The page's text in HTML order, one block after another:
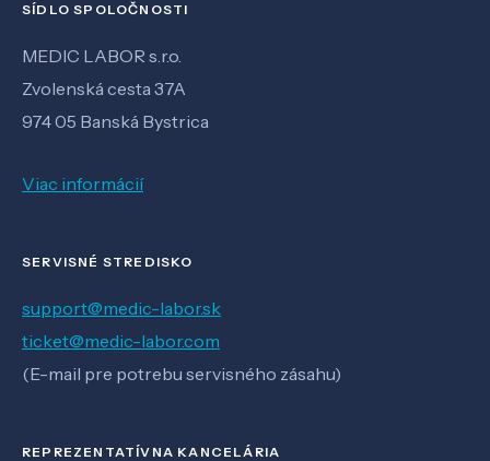
SÍDLO SPOLOČNOSTI
MEDIC LABOR s.r.o.
Zvolenská cesta 37A
974 05 Banská Bystrica
Viac informácií
SERVISNÉ STREDISKO
support@medic-labor.sk
ticket@medic-labor.com
(E-mail pre potrebu servisného zásahu)
REPREZENTATÍVNA KANCELÁRIA